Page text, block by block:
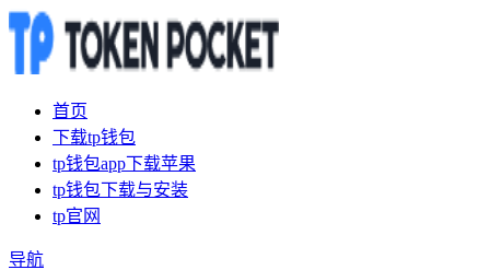
首页
下载tp钱包
tp钱包app下载苹果
tp钱包下载与安装
tp官网
导航